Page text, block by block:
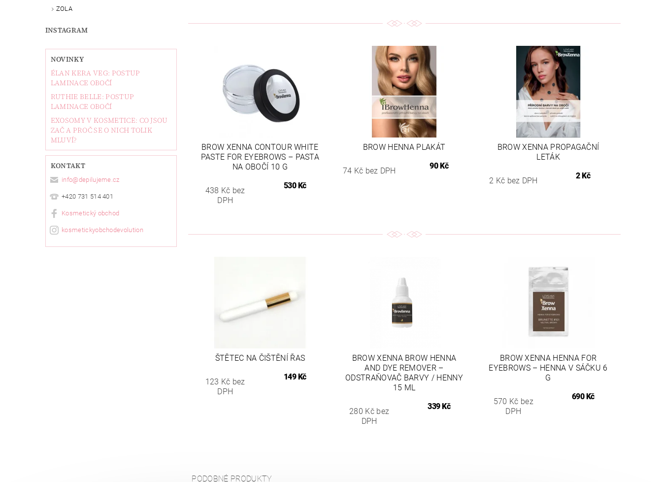
ZOLA
INSTAGRAM
NOVINKY
ÉLAN KERA VEG: POSTUP
LAMINACE OBOČÍ
RUTHIE BELLE: POSTUP
LAMINACE OBOČÍ
EXOSOMY V KOSMETICE: CO JSOU
ZAČ A PROČ SE O NICH TOLIK
MLUVÍ?
KONTAKT
info@depilujeme.cz
+420 731 514 401
Kosmetický obchod
kosmetickyobchodevolution
BROW XENNA CONTOUR WHITE
PASTE FOR EYEBROWS – PASTA
NA OBOČÍ 10 G
438 Kč bez
DPH
530 Kč
BROW HENNA PLAKÁT
74 Kč bez DPH
90 Kč
BROW XENNA PROPAGAČNÍ
LETÁK
2 Kč bez DPH
2 Kč
ŠTĚTEC NA ČIŠTĚNÍ ŘAS
123 Kč bez
DPH
149 Kč
BROW XENNA BROW HENNA
AND DYE REMOVER –
ODSTRAŇOVAČ BARVY / HENNY
15 ML
280 Kč bez
DPH
339 Kč
BROW XENNA HENNA FOR
EYEBROWS – HENNA V SÁČKU 6
G
570 Kč bez
DPH
690 Kč
PODOBNÉ PRODUKTY